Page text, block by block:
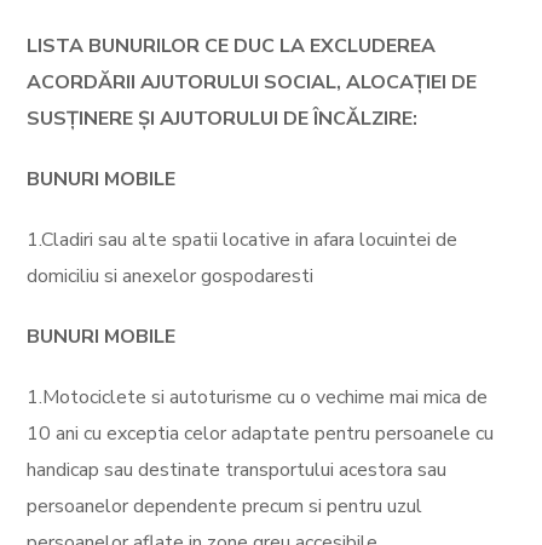
LISTA BUNURILOR CE DUC LA EXCLUDEREA
ACORDĂRII AJUTORULUI SOCIAL, ALOCAȚIEI DE
SUSȚINERE ȘI AJUTORULUI DE ÎNCĂLZIRE:
BUNURI MOBILE
1.Cladiri sau alte spatii locative in afara locuintei de
domiciliu si anexelor gospodaresti
BUNURI MOBILE
1.Motociclete si autoturisme cu o vechime mai mica de
10 ani cu exceptia celor adaptate pentru persoanele cu
handicap sau destinate transportului acestora sau
persoanelor dependente precum si pentru uzul